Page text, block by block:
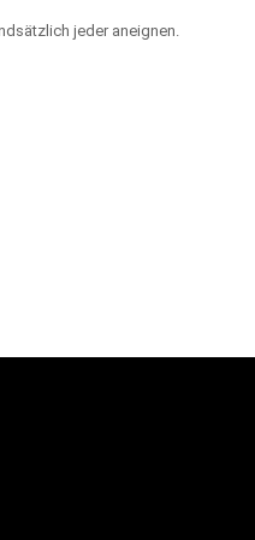
jeder aneignen.